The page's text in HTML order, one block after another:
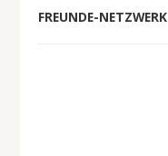
FREUNDE-NETZWERK